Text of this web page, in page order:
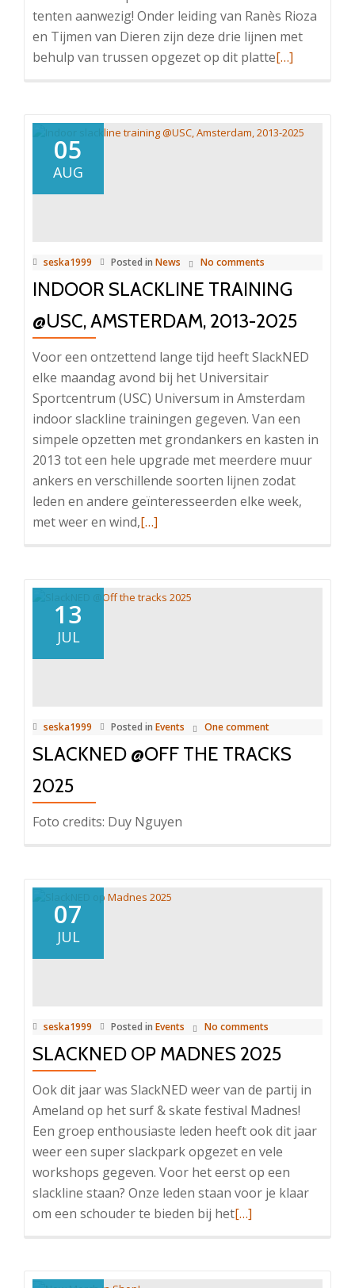
tenten aanwezig! Onder leiding van Ranès Rioza
en Tijmen van Dieren zijn deze drie lijnen met
behulp van trussen opgezet op dit platteRead
&
[…]
05
AUG
seska1999 Posted in News No comments
INDOOR SLACKLINE TRAINING
@USC, AMSTERDAM, 2013-2025
Voor een ontzettend lange tijd heeft SlackNED
elke maandag avond bij het Universitair
Sportcentrum (USC) Universum in Amsterdam
indoor slackline trainingen gegeven. Van een
simpele opzetten met grondankers en kasten in
2013 tot een hele upgrade met meerdere muur
ankers en verschillende soorten lijnen zodat
leden en andere geïnteresseerden elke week,
met weer en wind,Read
slackline
[…]
13
JUL
seska1999 Posted in Events One comment
SLACKNED @OFF THE TRACKS
2025
Foto credits: Duy Nguyen
07
JUL
seska1999 Posted in Events No comments
SLACKNED OP MADNES 2025
Ook dit jaar was SlackNED weer van de partij in
Ameland op het surf & skate festival Madnes!
Een groep enthousiaste leden heeft ook dit jaar
weer een super slackpark opgezet en vele
workshops gegeven. Voor het eerst op een
slackline staan? Onze leden staan voor je klaar
om een schouder te bieden bij hetRead
[…]